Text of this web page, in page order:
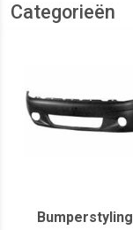
Categorieën
Bumperstyling